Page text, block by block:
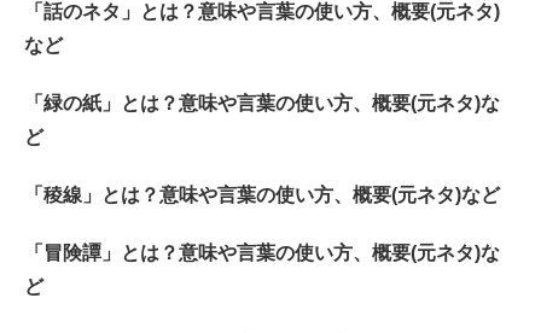
「話のネタ」とは？意味や言葉の使い方、概要(元ネタ)
など
「緑の紙」とは？意味や言葉の使い方、概要(元ネタ)な
ど
「稜線」とは？意味や言葉の使い方、概要(元ネタ)など
「冒険譚」とは？意味や言葉の使い方、概要(元ネタ)な
ど